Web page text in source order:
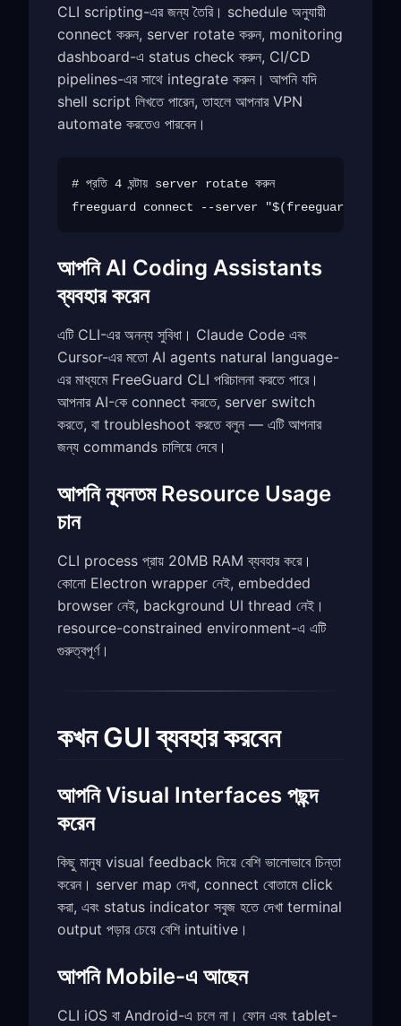
CLI scripting-এর জন্য তৈরি। schedule অনুযায়ী
connect করুন, server rotate করুন, monitoring
dashboard-এ status check করুন, CI/CD
pipelines-এর সাথে integrate করুন। আপনি যদি
shell script লিখতে পারেন, তাহলে আপনার VPN
automate করতেও পারবেন।
# প্রতি 4 ঘন্টায় server rotate করুন
আপনি AI Coding Assistants
ব্যবহার করেন
এটি CLI-এর অনন্য সুবিধা। Claude Code এবং
Cursor-এর মতো AI agents natural language-
এর মাধ্যমে FreeGuard CLI পরিচালনা করতে পারে।
আপনার AI-কে connect করতে, server switch
করতে, বা troubleshoot করতে বলুন — এটি আপনার
জন্য commands চালিয়ে দেবে।
আপনি ন্যূনতম Resource Usage
চান
CLI process প্রায় 20MB RAM ব্যবহার করে।
কোনো Electron wrapper নেই, embedded
browser নেই, background UI thread নেই।
resource-constrained environment-এ এটি
গুরুত্বপূর্ণ।
কখন GUI ব্যবহার করবেন
আপনি Visual Interfaces পছন্দ
করেন
কিছু মানুষ visual feedback দিয়ে বেশি ভালোভাবে চিন্তা
করেন। server map দেখা, connect বোতামে click
করা, এবং status indicator সবুজ হতে দেখা terminal
output পড়ার চেয়ে বেশি intuitive।
আপনি Mobile-এ আছেন
CLI iOS বা Android-এ চলে না। ফোন এবং tablet-